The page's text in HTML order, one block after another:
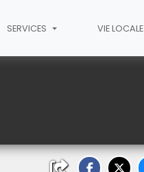
SERVICES VIE LOCALE